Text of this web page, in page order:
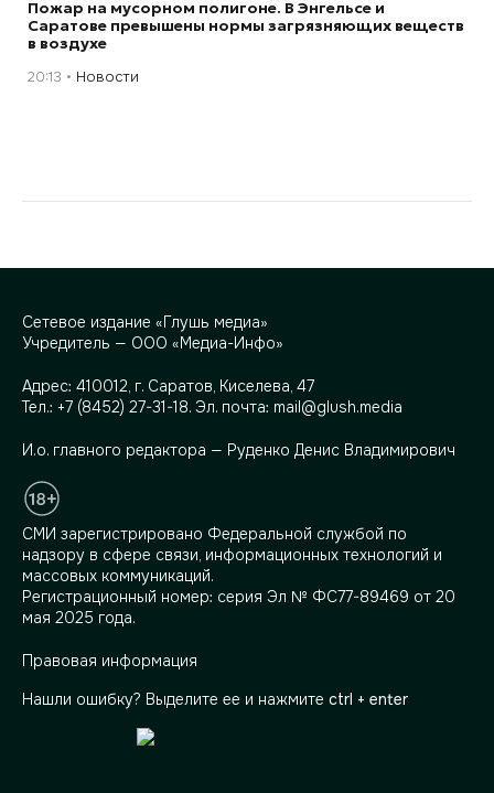
Пожар на мусорном полигоне. В Энгельсе и
Саратове превышены нормы загрязняющих веществ
в воздухе
20:13 Новости
Сетевое издание «Глушь медиа»
Учредитель — ООО «Медиа-Инфо»
Адрес: 410012, г. Саратов, Киселева, 47
Тел.: +7 (8452) 27-31-18. Эл. почта: mail@glush.media
И.о. главного редактора — Руденко Денис Владимирович
СМИ зарегистрировано Федеральной службой по
надзору в сфере связи, информационных технологий и
массовых коммуникаций.
Регистрационный номер: серия Эл № ФС77-89469 от 20
мая 2025 года.
Правовая информация
Нашли ошибку? Выделите ее и нажмите ctrl + enter